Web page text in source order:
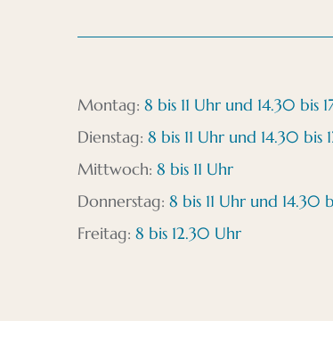
Montag: 8 bis 11 Uhr und 14.30 bis
Dienstag: 8 bis 11 Uhr und 14.30 bis
Mittwoch: 8 bis 11 Uhr
Donnerstag: 8 bis 11 Uhr und 14.30
Freitag: 8 bis 12.30 Uhr